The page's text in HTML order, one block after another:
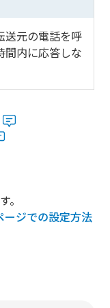
送元の電話を呼
間内に応答しな
。
ジでの設定方法